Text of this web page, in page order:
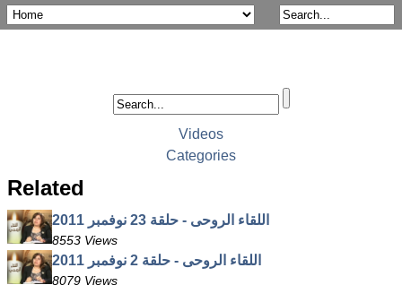
Videos
Categories
Related
اللقاء الروحى - حلقة 23 نوفمبر 2011
8553 Views
اللقاء الروحى - حلقة 2 نوفمبر 2011
8079 Views